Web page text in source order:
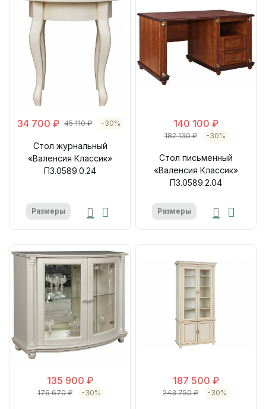
34 700 ₽ 45 110 ₽ -30%
Стол журнальный
«Валенсия Классик»
П3.0589.0.24
Размеры
140 100 ₽
182 130 ₽ -30%
Стол письменный
«Валенсия Классик»
П3.0589.2.04
Размеры
135 900 ₽
176 670 ₽ -30%
187 500 ₽
243 750 ₽ -30%